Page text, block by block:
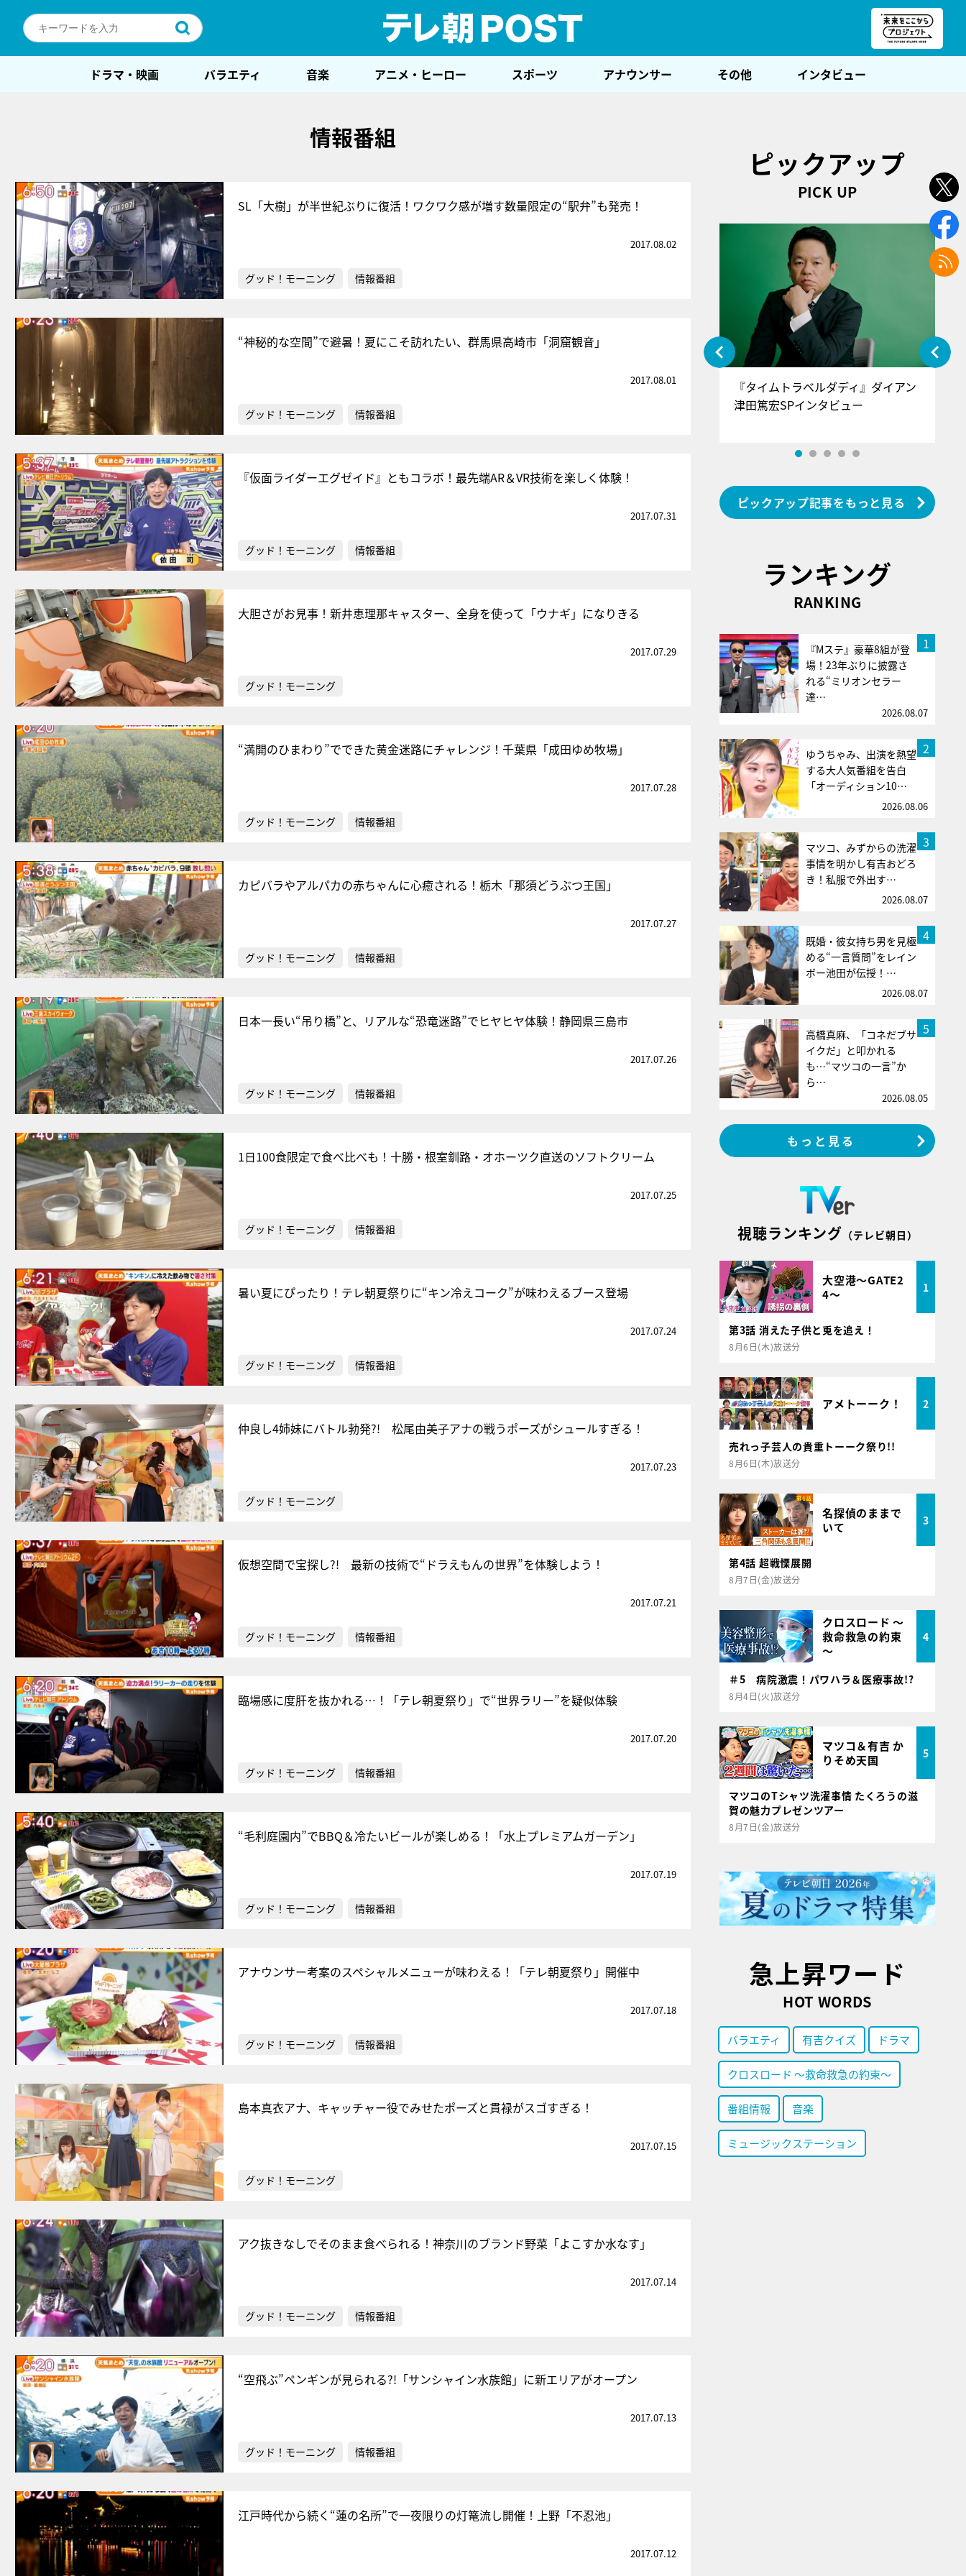
ドラマ・映画 バラエティ 音楽 アニメ・ヒーロー スポーツ アナウンサー その他 インタビュー
情報番組
SL「大樹」が半世紀ぶりに復活！ワクワク感が増す数量限定の“駅弁”も発売！
2017.08.02
グッド！モーニング 情報番組
“神秘的な空間”で避暑！夏にこそ訪れたい、群馬県高崎市「洞窟観音」
2017.08.01
グッド！モーニング 情報番組
『仮面ライダーエグゼイド』ともコラボ！最先端AR＆VR技術を楽しく体験！
2017.07.31
グッド！モーニング 情報番組
大胆さがお見事！新井恵理那キャスター、全身を使って「ウナギ」になりきる
2017.07.29
グッド！モーニング
“満開のひまわり”でできた黄金迷路にチャレンジ！千葉県「成田ゆめ牧場」
2017.07.28
グッド！モーニング 情報番組
カピバラやアルパカの赤ちゃんに心癒される！栃木「那須どうぶつ王国」
2017.07.27
グッド！モーニング 情報番組
日本一長い“吊り橋”と、リアルな“恐竜迷路”でヒヤヒヤ体験！静岡県三島市
2017.07.26
グッド！モーニング 情報番組
1日100食限定で食べ比べも！十勝・根室釧路・オホーツク直送のソフトクリーム
2017.07.25
グッド！モーニング 情報番組
暑い夏にぴったり！テレ朝夏祭りに“キン冷えコーク”が味わえるブース登場
2017.07.24
グッド！モーニング 情報番組
仲良し4姉妹にバトル勃発?! 松尾由美子アナの戦うポーズがシュールすぎる！
2017.07.23
グッド！モーニング
仮想空間で宝探し?! 最新の技術で“ドラえもんの世界”を体験しよう！
2017.07.21
グッド！モーニング 情報番組
臨場感に度肝を抜かれる…！「テレ朝夏祭り」で“世界ラリー”を疑似体験
2017.07.20
グッド！モーニング 情報番組
“毛利庭園内”でBBQ＆冷たいビールが楽しめる！「水上プレミアムガーデン」
2017.07.19
グッド！モーニング 情報番組
アナウンサー考案のスペシャルメニューが味わえる！「テレ朝夏祭り」開催中
2017.07.18
グッド！モーニング 情報番組
島本真衣アナ、キャッチャー役でみせたポーズと貫禄がスゴすぎる！
2017.07.15
グッド！モーニング
アク抜きなしでそのまま食べられる！神奈川のブランド野菜「よこすか水なす」
2017.07.14
グッド！モーニング 情報番組
“空飛ぶ”ペンギンが見られる?!「サンシャイン水族館」に新エリアがオープン
2017.07.13
グッド！モーニング 情報番組
江戸時代から続く“蓮の名所”で一夜限りの灯篭流し開催！上野「不忍池」
2017.07.12
ピックアップ
PICK UP
『アイ＝ラブ！げーみんぐ』＝LOV
『タイムトラベルダディ』ダイアン
津田篤宏SPインタビュー
ピックアップ記事をもっと見る
ランキング
RANKING
1
『Mステ』豪華8組が登
場！23年ぶりに披露さ
れる“ミリオンセラー
達…
2026.08.07
2
ゆうちゃみ、出演を熱望
する大人気番組を告白
「オーディション10…
2026.08.06
3
マツコ、みずからの洗濯
事情を明かし有吉おどろ
き！私服で外出す…
2026.08.07
4
既婚・彼女持ち男を見極
める“一言質問”をレイン
ボー池田が伝授！…
2026.08.07
5
高橋真麻、「コネだブサ
イクだ」と叩かれる
も…“マツコの一言”か
ら…
2026.08.05
もっと見る
視聴ランキング （テレビ朝日）
大空港～GATE2
4～
1
第3話 消えた子供と兎を追え！
8月6日(木)放送分
アメトーーク！ 2
売れっ子芸人の貴重トーーク祭り!!
8月6日(木)放送分
名探偵のままで
いて
3
第4話 超戦慄展開
8月7日(金)放送分
クロスロード ～
救命救急の約束
～
4
＃5 病院激震！パワハラ＆医療事故!?
8月4日(火)放送分
マツコ＆有吉 か
りそめ天国
5
マツコのTシャツ洗濯事情 たくろうの滋
賀の魅力プレゼンツアー
8月7日(金)放送分
急上昇ワード
HOT WORDS
バラエティ 有吉クイズ ドラマ
クロスロード ～救命救急の約束～
番組情報 音楽
ミュージックステーション